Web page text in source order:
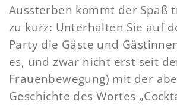
Aussterben kommt der Spaß
zu kurz: Unterhalten Sie auf
Party die Gäste und
es, und zwar nicht erst seit
Frauenbewegung) mit der
Geschichte des Wortes